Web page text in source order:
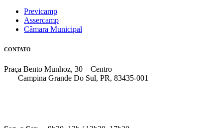
Previcamp
Assercamp
Câmara Municipal
CONTATO
Praça Bento Munhoz, 30 – Centro
Campina Grande Do Sul, PR, 83435-001